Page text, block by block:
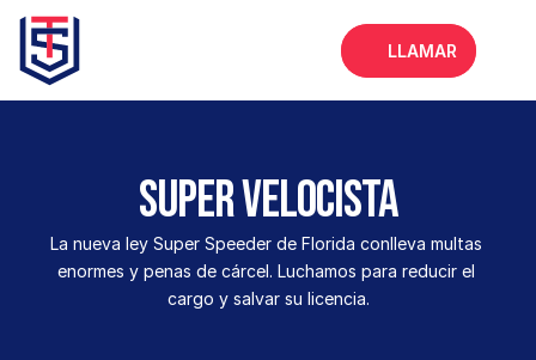
LLAMAR
Acerca de
Servicios
Preguntas frecuentes
Super velocista
La nueva ley Super Speeder de Florida conlleva multas
enormes y penas de cárcel. Luchamos para reducir el
cargo y salvar su licencia.